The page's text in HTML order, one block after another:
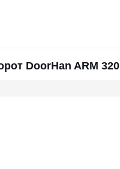
DoorHan ARM 320